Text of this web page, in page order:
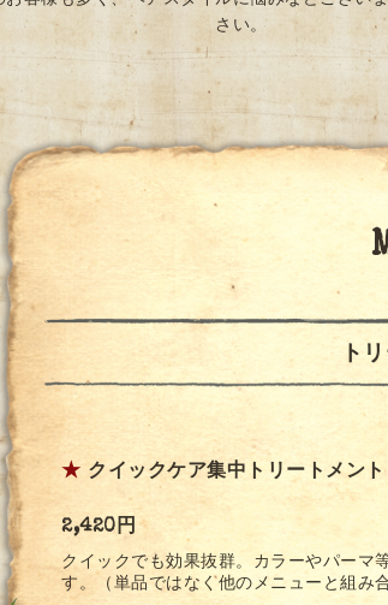
さい。
ト
★ クイックケア集中トリートメント
2,420円
クイックでも効果抜群。カラーやパーマ
す。（単品ではなく他のメニューと組み